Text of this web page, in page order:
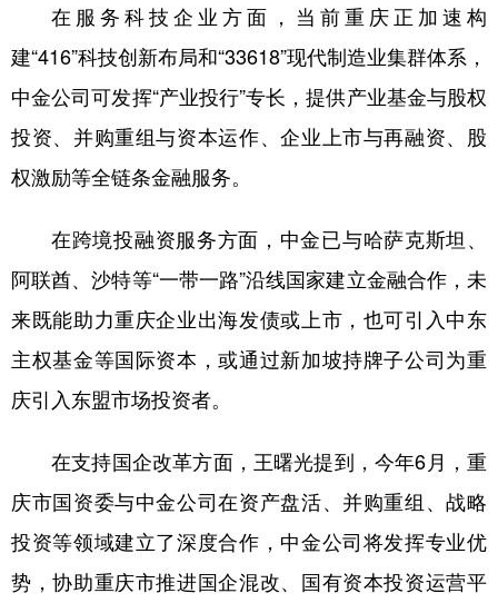
在服务科技企业方面，当前重庆正加速构
建“416”科技创新布局和“33618”现代制造业集群体系，
中金公司可发挥“产业投行”专长，提供产业基金与股权
投资、并购重组与资本运作、企业上市与再融资、股
权激励等全链条金融服务。
在跨境投融资服务方面，中金已与哈萨克斯坦、
阿联酋、沙特等“一带一路”沿线国家建立金融合作，未
来既能助力重庆企业出海发债或上市，也可引入中东
主权基金等国际资本，或通过新加坡持牌子公司为重
庆引入东盟市场投资者。
在支持国企改革方面，王曙光提到，今年6月，重
庆市国资委与中金公司在资产盘活、并购重组、战略
投资等领域建立了深度合作，中金公司将发挥专业优
势，协助重庆市推进国企混改、国有资本投资运营平